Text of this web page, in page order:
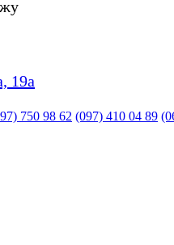
19а
750 98 62 (097) 410 04 89